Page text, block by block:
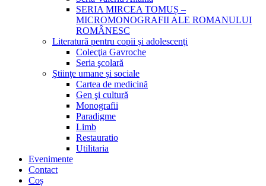
SERIA MIRCEA TOMUȘ –
MICROMONOGRAFII ALE ROMANULUI
ROMÂNESC
Literatură pentru copii şi adolescenţi
Colecţia Gavroche
Seria şcolară
Ştiinţe umane şi sociale
Cartea de medicină
Gen şi cultură
Monografii
Paradigme
Limb
Restauratio
Utilitaria
Evenimente
Contact
Coș